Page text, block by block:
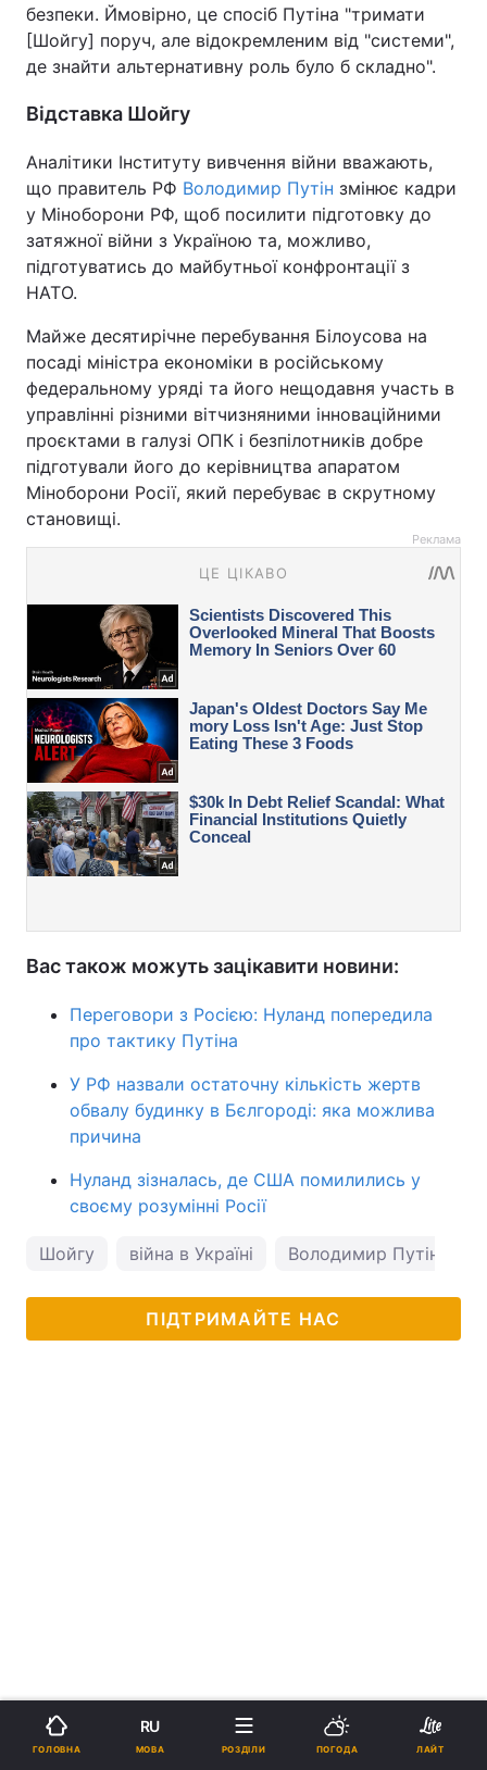
безпеки. Ймовірно, це спосіб Путіна "тримати
[Шойгу] поруч, але відокремленим від "системи",
де знайти альтернативну роль було б складно".
Відставка Шойгу
Аналітики Інституту вивчення війни вважають,
що правитель РФ Володимир Путін змінює кадри
у Міноборони РФ, щоб посилити підготовку до
затяжної війни з Україною та, можливо,
підготуватись до майбутньої конфронтації з
НАТО.
Майже десятирічне перебування Білоусова на
посаді міністра економіки в російському
федеральному уряді та його нещодавня участь в
управлінні різними вітчизняними інноваційними
проєктами в галузі ОПК і безпілотників добре
підготували його до керівництва апаратом
Міноборони Росії, який перебуває в скрутному
становищі.
Реклама
Вас також можуть зацікавити новини:
Переговори з Росією: Нуланд попередила
про тактику Путіна
У РФ назвали остаточну кількість жертв
обвалу будинку в Бєлгороді: яка можлива
причина
Нуланд зізналась, де США помилились у
своєму розумінні Росії
Шойгу війна в Україні Володимир Путін
ПІДТРИМАЙТЕ НАС
ГОЛОВНА
RU
МОВА РОЗДІЛИ ПОГОДА ЛАЙТ